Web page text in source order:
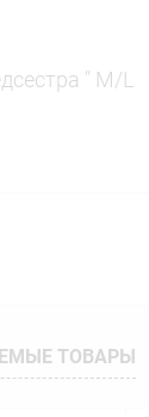
" M/L
В наличииТОВАРЫ